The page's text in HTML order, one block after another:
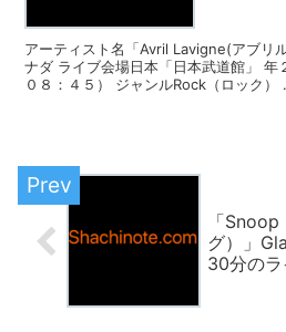
アーティスト名「Avril Lavigne(アブリ
ナダ ライブ会場日本「日本武道館」 年
０８：４５） ジャンルRock（ロック）
「
グ）」
30分の